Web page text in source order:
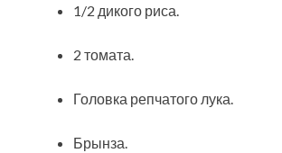
1/2 дикого риса.
2 томата.
Головка репчатого лука.
Брынза.